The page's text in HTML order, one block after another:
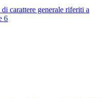
carattere generale riferiti a
6